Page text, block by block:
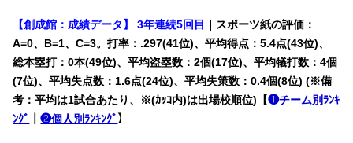
【創成館：成績データ】 3年連続5回目
｜スポーツ紙の評価：
A=0、B=1、C=3。打率：.297(41位)、平均得点：5.4点(43位)、
総本塁打：0本(49位)、平均盗塁数：2個(17位)、平均犠打数：4個
(7位)、平均失点数：1.6点(24位)、平均失策数：0.4個(8位) (※備
考：平均は1試合あたり、※(ｶｯｺ内)は出場校順位)【❶チーム別ﾗﾝｷ
ﾝｸﾞ
｜❷個人別ﾗﾝｷﾝｸﾞ 】